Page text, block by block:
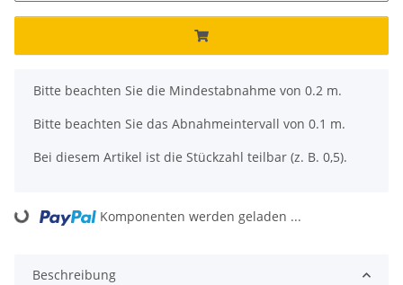
x
Bitte beachten Sie die Mindestabnahme von 0.2 m.
Bitte beachten Sie das Abnahmeintervall von 0.1 m.
Bei diesem Artikel ist die Stückzahl teilbar (z. B. 0,5).
Loading... Komponenten werden geladen ...
Beschreibung